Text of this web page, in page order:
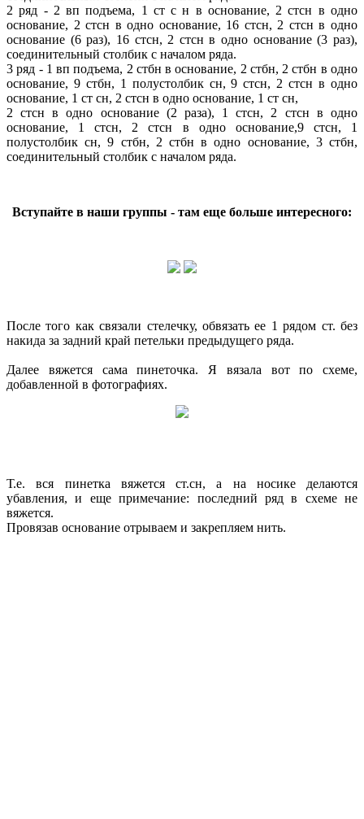
2 ряд - 2 вп подъема, 1 ст с н в основание, 2 стсн в одно
основание, 2 стсн в одно основание, 16 стсн, 2 стсн в одно
основание (6 раз), 16 стсн, 2 стсн в одно основание (3 раз),
соединительный столбик с началом ряда.
3 ряд - 1 вп подъема, 2 стбн в основание, 2 стбн, 2 стбн в одно
основание, 9 стбн, 1 полустолбик сн, 9 стсн, 2 стсн в одно
основание, 1 ст сн, 2 стсн в одно основание, 1 ст сн,
2 стсн в одно основание (2 раза), 1 стсн, 2 стсн в одно
основание, 1 стсн, 2 стсн в одно основание,9 стсн, 1
полустолбик сн, 9 стбн, 2 стбн в одно основание, 3 стбн,
соединительный столбик с началом ряда.
Вступайте в наши группы - там еще больше интересного:
После того как связали стелечку, обвязать ее 1 рядом ст. без
накида за задний край петельки предыдущего ряда.
Далее вяжется сама пинеточка. Я вязала вот по схеме,
добавленной в фотографиях.
Т.е. вся пинетка вяжется ст.сн, а на носике делаются
убавления, и еще примечание: последний ряд в схеме не
вяжется.
Провязав основание отрываем и закрепляем нить.